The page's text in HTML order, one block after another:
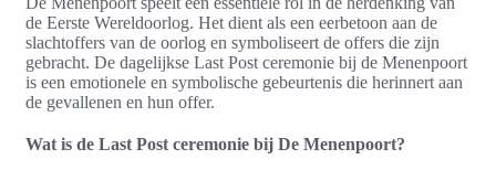
de Eerste Wereldoorlog. Het dient als een eerbetoon aan de
slachtoffers van de oorlog en symboliseert de offers die zijn
gebracht. De dagelijkse Last Post ceremonie bij de Menenpoort
is een emotionele en symbolische gebeurtenis die herinnert aan
de gevallenen en hun offer.
Wat is de Last Post ceremonie bij De Menenpoort?